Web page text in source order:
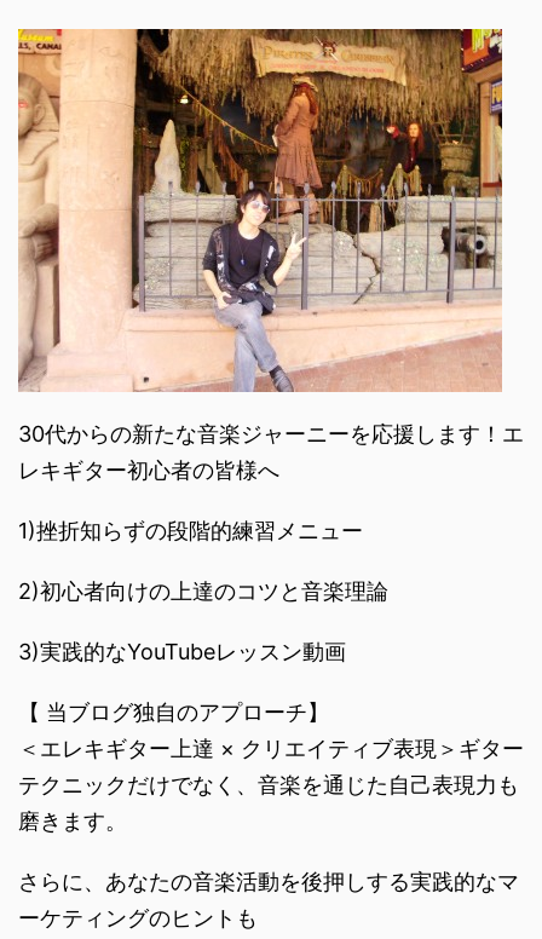
30代からの新たな音楽ジャーニーを応援します！エ
レキギター初心者の皆様へ
1)挫折知らずの段階的練習メニュー
2)初心者向けの上達のコツと音楽理論
3)実践的なYouTubeレッスン動画
【 当ブログ独自のアプローチ】
＜エレキギター上達 × クリエイティブ表現＞ギター
テクニックだけでなく、音楽を通じた自己表現力も
磨きます。
さらに、あなたの音楽活動を後押しする実践的なマ
ーケティングのヒントも